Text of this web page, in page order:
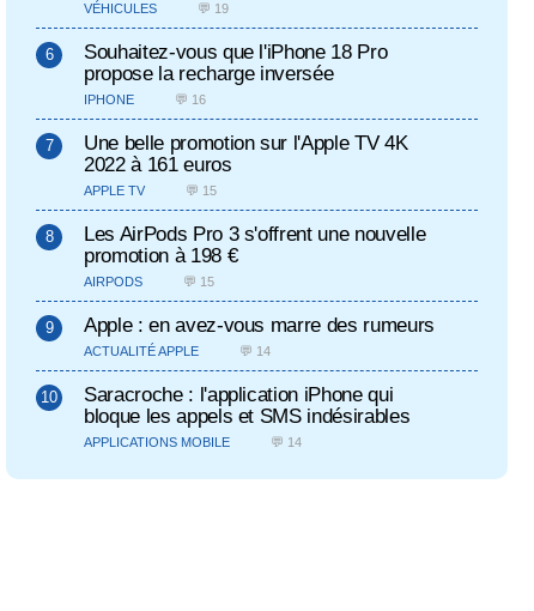
VÉHICULES 💬 19
Souhaitez-vous que l'iPhone 18 Pro
propose la recharge inversée
IPHONE 💬 16
Une belle promotion sur l'Apple TV 4K
2022 à 161 euros
APPLE TV 💬 15
Les AirPods Pro 3 s'offrent une nouvelle
promotion à 198 €
AIRPODS 💬 15
Apple : en avez-vous marre des rumeurs
ACTUALITÉ APPLE 💬 14
Saracroche : l'application iPhone qui
bloque les appels et SMS indésirables
APPLICATIONS MOBILE 💬 14